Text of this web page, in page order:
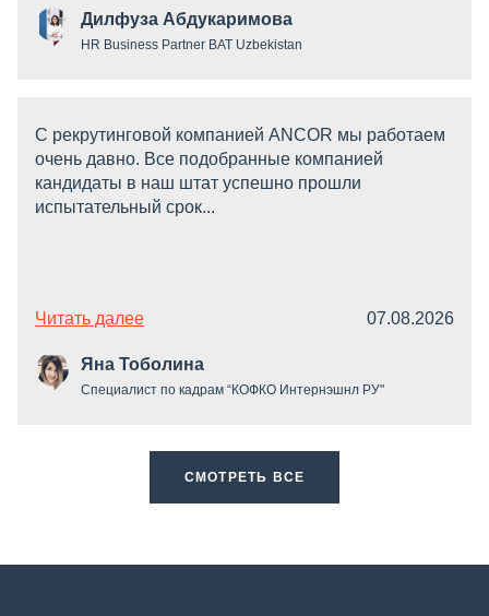
Дилфуза Абдукаримова
HR Business Partner BAT Uzbekistan
С рекрутинговой компанией ANCOR мы работаем
очень давно. Все подобранные компанией
кандидаты в наш штат успешно прошли
испытательный срок...
Читать далее 07.08.2026
Яна Тоболина
Специалист по кадрам “КОФКО Интернэшнл РУ"
СМОТРЕТЬ ВСЕ